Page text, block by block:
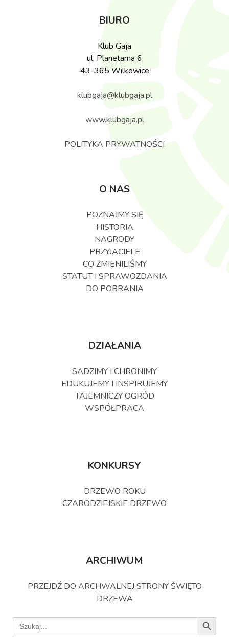
BIURO
Klub Gaja
ul. Planetarna 6
43-365 Wilkowice
klubgaja@klubgaja.pl
www.klubgaja.pl
POLITYKA PRYWATNOŚCI
O NAS
POZNAJMY SIĘ
HISTORIA
NAGRODY
PRZYJACIELE
CO ZMIENILIŚMY
STATUT I SPRAWOZDANIA
DO POBRANIA
DZIAŁANIA
SADZIMY I CHRONIMY
EDUKUJEMY I INSPIRUJEMY
TAJEMNICZY OGRÓD
WSPÓŁPRACA
KONKURSY
DRZEWO ROKU
CZARODZIEJSKIE DRZEWO
ARCHIWUM
PRZEJDŹ DO ARCHWALNEJ STRONY ŚWIĘTO
DRZEWA
Search
for:
Search